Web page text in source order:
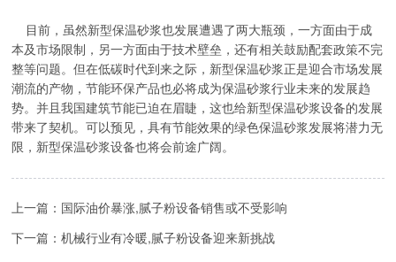
目前，虽然新型保温砂浆也发展遭遇了两大瓶颈，一方面由于成
本及市场限制，另一方面由于技术壁垒，还有相关鼓励配套政策不完
整等问题。但在低碳时代到来之际，新型保温砂浆正是迎合市场发展
潮流的产物，节能环保产品也必将成为保温砂浆行业未来的发展趋
势。并且我国建筑节能已迫在眉睫，这也给新型保温砂浆设备的发展
带来了契机。可以预见，具有节能效果的绿色保温砂浆发展将潜力无
限，新型保温砂浆设备也将会前途广阔。
上一篇：国际油价暴涨,腻子粉设备销售或不受影响
下一篇：机械行业有冷暖,腻子粉设备迎来新挑战